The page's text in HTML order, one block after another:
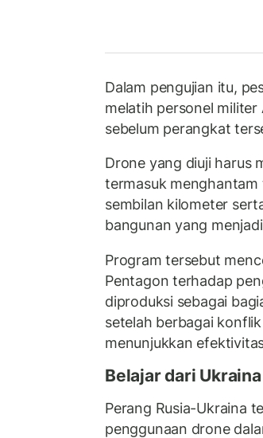
Dalam pengujian itu,
melatih personel militer
sebelum perangkat
Drone yang diuji harus
termasuk menghantam
sembilan kilometer
bangunan yang
Program tersebut
Pentagon terhadap
diproduksi sebagai
setelah berbagai
menunjukkan
Belajar dari Ukraina
Perang Rusia-Ukraina
penggunaan drone